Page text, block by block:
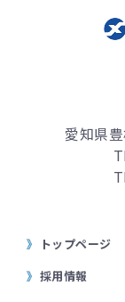
愛知県
トップページ
採用情報